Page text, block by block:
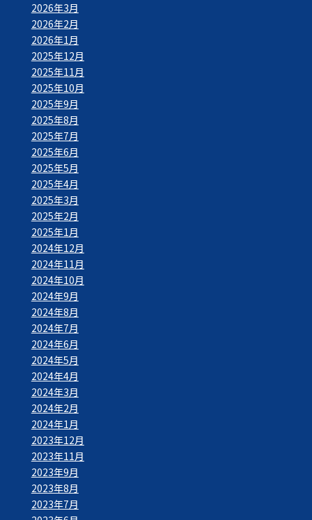
2026年3月
2026年2月
2026年1月
2025年12月
2025年11月
2025年10月
2025年9月
2025年8月
2025年7月
2025年6月
2025年5月
2025年4月
2025年3月
2025年2月
2025年1月
2024年12月
2024年11月
2024年10月
2024年9月
2024年8月
2024年7月
2024年6月
2024年5月
2024年4月
2024年3月
2024年2月
2024年1月
2023年12月
2023年11月
2023年9月
2023年8月
2023年7月